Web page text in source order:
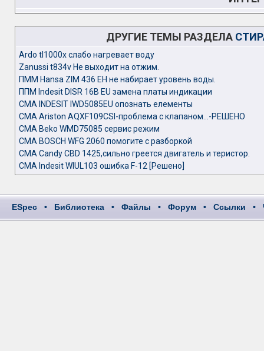
ДРУГИЕ ТЕМЫ РАЗДЕЛА
Ardo tl1000x слабо нагревает воду
Zanussi t834v Не выходит на отжим.
ПММ Hansa ZIM 436 EH не набирает уровень воды.
ППМ Indesit DISR 16B EU замена платы индикации
СМА INDESIT IWD5085EU опознать елементы
СМА Ariston AQXF109CSI-проблема с клапаном...-РЕШЕНО
СМА Beko WMD75085 сервис режим
СМА BOSCH WFG 2060 помогите с разборкой
СМА Candy СBD 1425,сильно греется двигатель и теристор.
СМА Indesit WIUL103 ошибка F-12 [Решено]
ESpec • Библиотека • Файлы • Форум • Ссылки •